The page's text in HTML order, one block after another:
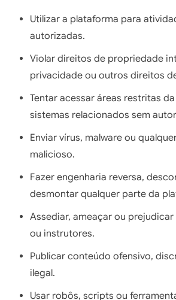
Utilizar a plataforma para
autorizadas.
Violar direitos de propriedade
privacidade ou outros direitos
Tentar acessar áreas restritas
sistemas relacionados sem
Enviar vírus, malware ou
malicioso.
Fazer engenharia reversa,
desmontar qualquer parte da
Assediar, ameaçar ou
ou instrutores.
Publicar conteúdo ofensivo,
ilegal.
Usar robôs, scripts ou